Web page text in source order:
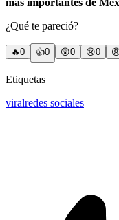
más importantes de
¿Qué te pareció?
🔥0 👍0 😲0 😢0
Etiquetas
viralredes sociales